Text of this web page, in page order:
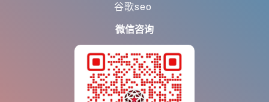
谷歌seo
微信咨询